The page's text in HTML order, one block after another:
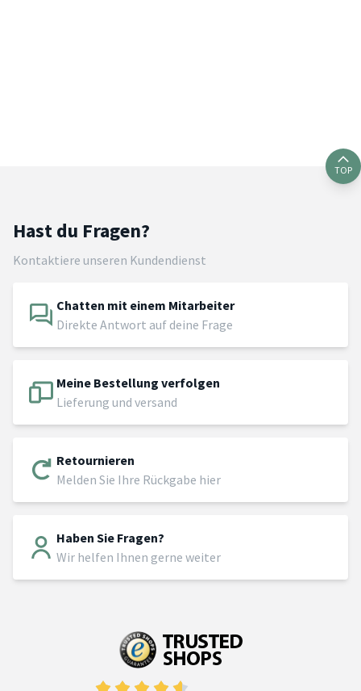
TOP
Hast du Fragen?
Kontaktiere unseren Kundendienst
Chatten mit einem Mitarbeiter
Direkte Antwort auf deine Frage
Meine Bestellung verfolgen
Lieferung und versand
Retournieren
Melden Sie Ihre Rückgabe hier
Haben Sie Fragen?
Wir helfen Ihnen gerne weiter